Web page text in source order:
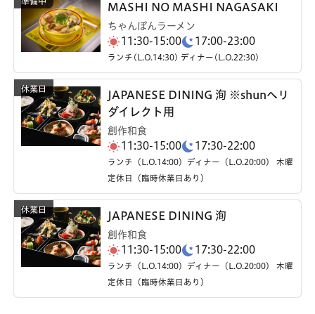
MASHI NO MASHI NAGASAKI
ちゃんぽんラーメン
11:30-15:00 17:00-23:00
ランチ(L.O.14:30) ディナー(L.O.22:30)
JAPANESE DINING 洵 ※shunへリ
ダイレクト用
創作和食
11:30-15:00 17:30-22:00
ランチ（L.O.14:00）ディナー（L.O.20:00） 木曜
定休日（臨時休業日あり）
JAPANESE DINING 洵
創作和食
11:30-15:00 17:30-22:00
ランチ（L.O.14:00）ディナー（L.O.20:00） 木曜
定休日（臨時休業日あり）